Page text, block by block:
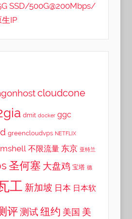
SSD/500G@200Mbps/
IP
cloudcone
dmit docker ggc
greencloudvps NETFLIX
不限流量 东京 亚特兰
圣何塞 大盘鸡 宝塔 德
工 新加坡 日本 日本软
评测试纽约 美国 美